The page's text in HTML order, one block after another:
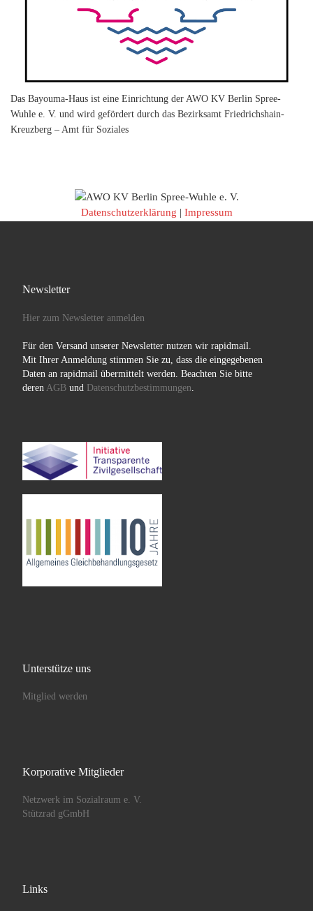
Das Bayouma-Haus ist eine Einrichtung der AWO KV Berlin Spree-
Wuhle e. V. und wird gefördert durch das Bezirksamt Friedrichshain-
Kreuzberg – Amt für Soziales
Datenschutzerklärung | Impressum
Newsletter
Hier zum Newsletter anmelden
Für den Versand unserer Newsletter nutzen wir rapidmail.
Mit Ihrer Anmeldung stimmen Sie zu, dass die eingegebenen
Daten an rapidmail übermittelt werden. Beachten Sie bitte
deren AGBund Datenschutzbestimmungen
Unterstütze uns
Mitglied werden
Korporative Mitglieder
Netzwerk im Sozialraum e. V.
Stützrad gGmbH
Links